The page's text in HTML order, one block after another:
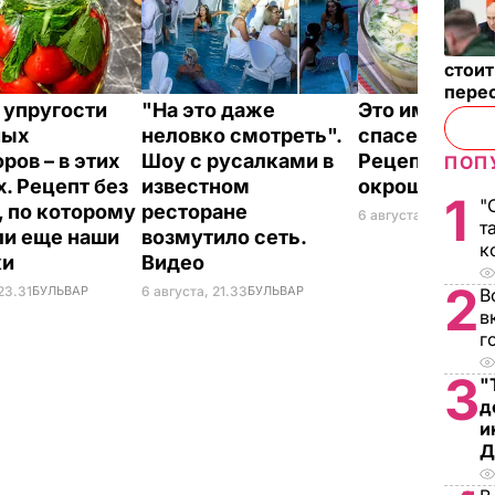
– в этих
Рецепт без
по которому
еще наши
БУЛЬВАР
"На это даже
неловко смотреть".
Шоу с русалками в
известном
ресторане
возмутило сеть.
Видео
6 августа, 21.33БУЛЬВАР
Это именно
спасет в
Рецепт
окрошки
6 августа, 18.211
2
3